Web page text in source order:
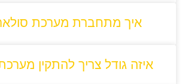
איך מתחברת מערכת
איזה גודל צריך להתקין